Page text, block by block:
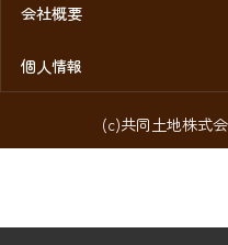
会社概要
個人情報
(c)共同土地株式